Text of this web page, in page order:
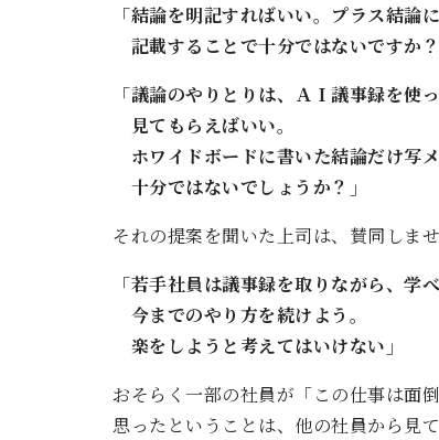
「結論を明記すればいい。プラス結論
記載することで十分ではないですか？
「議論のやりとりは、ＡＩ議事録を使
見てもらえばいい。
ホワイドボードに書いた結論だけ写
十分ではないでしょうか？」
それの提案を聞いた上司は、賛同しませ
「若手社員は議事録を取りながら、学
今までのやり方を続けよう。
楽をしようと考えてはいけない」
おそらく一部の社員が「この仕事は面
思ったということは、他の社員から見て